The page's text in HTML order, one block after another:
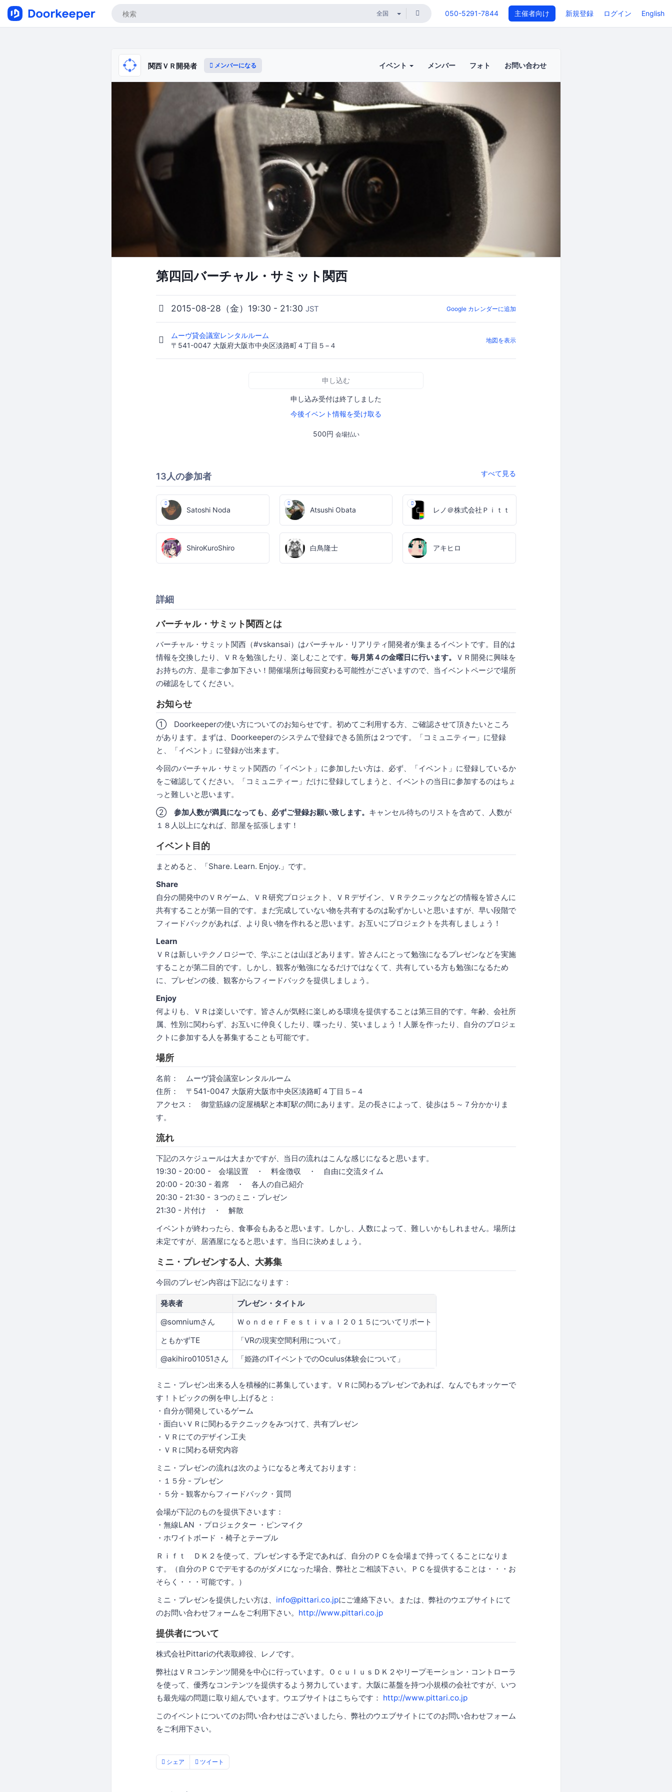
050-5291-7844 主催者向け 新規登録 ログイン English
関西ＶＲ開発者 メンバーになる イベント メンバー フォト お問い合わせ
第四回バーチャル・サミット関西
2015-08-28（金）19:30 - 21:30 JST Google カレンダーに追加
ムーヴ貸会議室レンタルルーム
〒541-0047 大阪府大阪市中央区淡路町４丁目５−４
地図を表示
申し込む
申し込み受付は終了しました
今後イベント情報を受け取る
500円 会場払い
13人の参加者 すべて見る
Satoshi Noda Atsushi Obata レノ＠株式会社Ｐｉｔｔａｒｉ
ShiroKuroShiro 白鳥隆士 アキヒロ
詳細
バーチャル・サミット関西とは
バーチャル・サミット関西（#vskansai）はバーチャル・リアリティ開発者が集まるイベントです。目的は
情報を交換したり、ＶＲを勉強したり、楽しむことです。 毎月第４の金曜日に行います。
ＶＲ開発に興味を
お持ちの方、是非ご参加下さい！開催場所は毎回変わる可能性がございますので、当イベントページで場所
の確認をしてください。
お知らせ
① Doorkeeperの使い方についてのお知らせです。初めてご利用する方、ご確認させて頂きたいところ
があります。まずは、Doorkeeperのシステムで登録できる箇所は２つです。「コミュニティー」に登録
と、「イベント」に登録が出来ます。
今回のバーチャル・サミット関西の「イベント」に参加したい方は、必ず、「イベント」に登録しているか
をご確認してください。「コミュニティー」だけに登録してしまうと、イベントの当日に参加するのはちょ
っと難しいと思います。
② 参加人数が満員になっても、必ずご登録お願い致します。 キャンセル待ちのリストを含めて、人数が
１８人以上になれば、部屋を拡張します！
イベント目的
まとめると、「Share. Learn. Enjoy.」です。
Share
自分の開発中のＶＲゲーム、ＶＲ研究プロジェクト、ＶＲデザイン、ＶＲテクニックなどの情報を皆さんに
共有することが第一目的です。まだ完成していない物を共有するのは恥ずかしいと思いますが、早い段階で
フィードバックがあれば、より良い物を作れると思います。お互いにプロジェクトを共有しましょう！
Learn
ＶＲは新しいテクノロジーで、学ぶことは山ほどあります。皆さんにとって勉強になるプレゼンなどを実施
することが第二目的です。しかし、観客が勉強になるだけではなくて、共有している方も勉強になるため
に、プレゼンの後、観客からフィードバックを提供しましょう。
Enjoy
何よりも、ＶＲは楽しいです。皆さんが気軽に楽しめる環境を提供することは第三目的です。年齢、会社所
属、性別に関わらず、お互いに仲良くしたり、喋ったり、笑いましょう！人脈を作ったり、自分のプロジェ
クトに参加する人を募集することも可能です。
場所
名前： ムーヴ貸会議室レンタルルーム
住所： 〒541-0047 大阪府大阪市中央区淡路町４丁目５−４
アクセス： 御堂筋線の淀屋橋駅と本町駅の間にあります。足の長さによって、徒歩は５～７分かかりま
す。
流れ
下記のスケジュールは大まかですが、当日の流れはこんな感じになると思います。
19:30 - 20:00 - 会場設置 ・ 料金徴収 ・ 自由に交流タイム
20:00 - 20:30 - 着席 ・ 各人の自己紹介
20:30 - 21:30 - ３つのミニ・プレゼン
21:30 - 片付け ・ 解散
イベントが終わったら、食事会もあると思います。しかし、人数によって、難しいかもしれません。場所は
未定ですが、居酒屋になると思います。当日に決めましょう。
ミニ・プレゼンする人、大募集
今回のプレゼン内容は下記になります：
発表者
プレゼン・タイトル
@somniumさん
ＷｏｎｄｅｒＦｅｓｔｉｖａｌ２０１５についてリポート
ともかずTE
「VRの現実空間利用について」
@akihiro01051さん
「姫路のITイベントでのOculus体験会について」
ミニ・プレゼン出来る人を積極的に募集しています。ＶＲに関わるプレゼンであれば、なんでもオッケーで
す！トピックの例を申し上げると：
・自分が開発しているゲーム
・面白いＶＲに関わるテクニックをみつけて、共有プレゼン
・ＶＲにてのデザイン工夫
・ＶＲに関わる研究内容
ミニ・プレゼンの流れは次のようになると考えております：
・１５分 - プレゼン
・５分 - 観客からフィードバック・質問
会場が下記のものを提供下さいます：
・無線LAN ・プロジェクター ・ピンマイク
・ホワイトボード ・椅子とテーブル
Ｒｉｆｔ ＤＫ２を使って、プレゼンする予定であれば、自分のＰＣを会場まで持ってくることになりま
す。（自分のＰＣでデモするのがダメになった場合、弊社とご相談下さい。ＰＣを提供することは・・・お
そらく・・・可能です。）
ミニ・プレゼンを提供したい方は、 info@pittari.co.jpにご連絡下さい。または、弊社のウエブサイトにて
のお問い合わせフォームをご利用下さい。 http://www.pittari.co.jp
提供者について
株式会社Pittariの代表取締役、レノです。
弊社はＶＲコンテンツ開発を中心に行っています。ＯｃｕｌｕｓＤＫ２やリープモーション・コントローラ
を使って、優秀なコンテンツを提供するよう努力しています。大阪に基盤を持つ小規模の会社ですが、いつ
も最先端の問題に取り組んでいます。ウエブサイトはこちらです： http://www.pittari.co.jp
このイベントについてのお問い合わせはございましたら、弊社のウエブサイトにてのお問い合わせフォーム
をご利用下さい。
シェア ツイート